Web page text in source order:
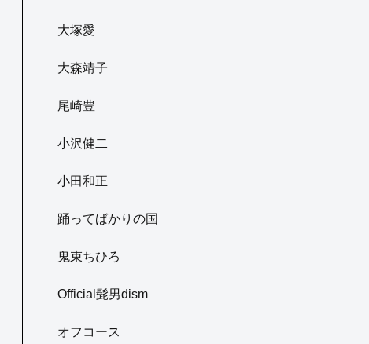
大塚愛
大森靖子
尾崎豊
小沢健二
小田和正
踊ってばかりの国
鬼束ちひろ
Official髭男dism
オフコース